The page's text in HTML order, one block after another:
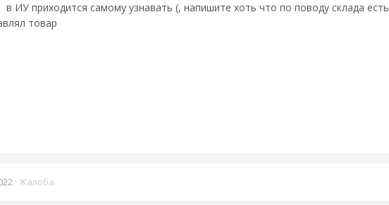
ИУ приходится самому узнавать (, напишите хоть что по поводу склада
товар
· Жалоба